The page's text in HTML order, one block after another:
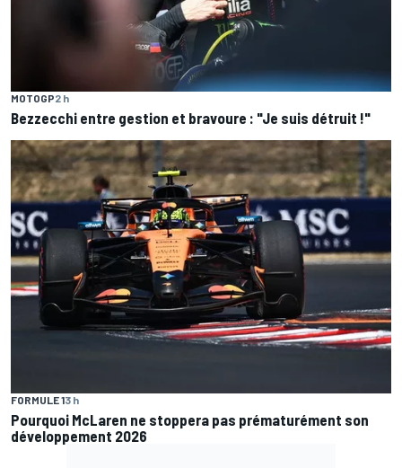
MOTOGP2 h
Bezzecchi entre gestion et bravoure : "Je suis détruit !"
FORMULE 13 h
Pourquoi McLaren ne stoppera pas prématurément son
développement 2026